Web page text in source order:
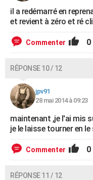
il a redémarré en
et revient à zéro et ré
Commenter 0
RÉPONSE 10 / 12
jpv91
28 mai 2014 à 09:23
maintenant ,je l'ai mis
je le laisse tourner en
Commenter 0
RÉPONSE 11 / 12